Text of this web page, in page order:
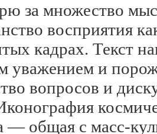
за множество
восприятия
кадрах. Текст
уважением и
вопросов и
— общая с масс-